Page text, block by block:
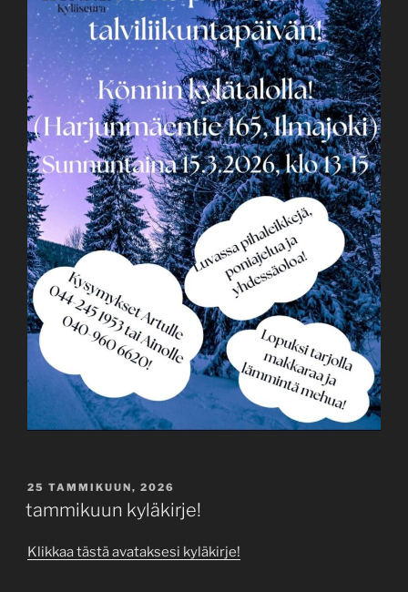
JULKAISTU
25 TAMMIKUUN, 2026
tammikuun kyläkirje!
Klikkaa tästä avataksesi kyläkirje!